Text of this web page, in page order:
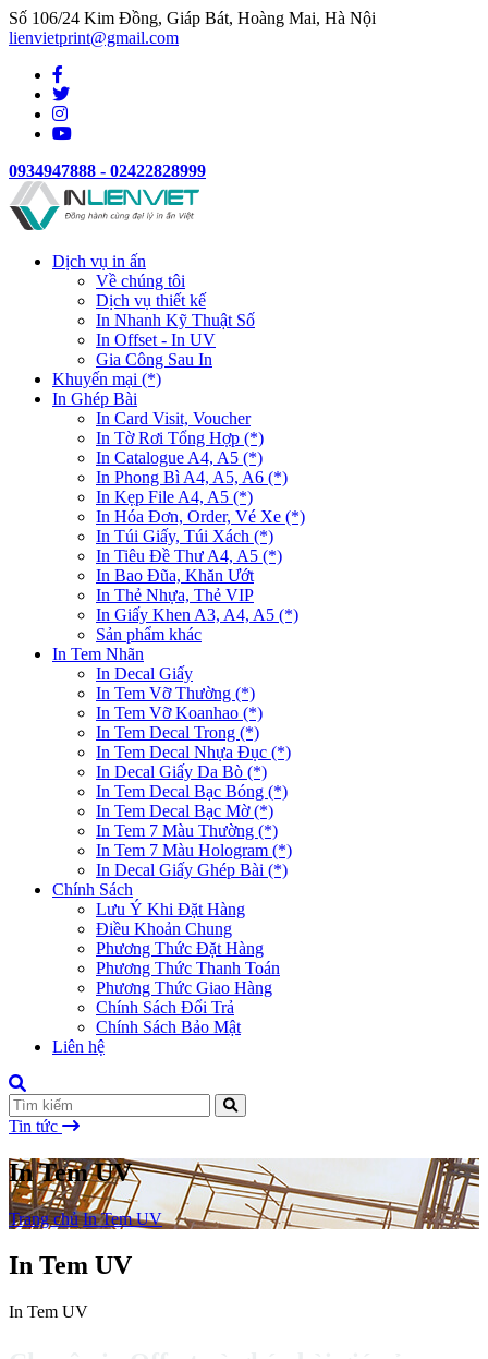
Số 106/24 Kim Đồng, Giáp Bát, Hoàng Mai, Hà Nội
lienvietprint@gmail.com
0934947888 - 02422828999
Dịch vụ in ấn
Về chúng tôi
Dịch vụ thiết kế
In Nhanh Kỹ Thuật Số
In Offset - In UV
Gia Công Sau In
Khuyến mại (*)
In Ghép Bài
In Card Visit, Voucher
In Tờ Rơi Tổng Hợp (*)
In Catalogue A4, A5 (*)
In Phong Bì A4, A5, A6 (*)
In Kẹp File A4, A5 (*)
In Hóa Đơn, Order, Vé Xe (*)
In Túi Giấy, Túi Xách (*)
In Tiêu Đề Thư A4, A5 (*)
In Bao Đũa, Khăn Ướt
In Thẻ Nhựa, Thẻ VIP
In Giấy Khen A3, A4, A5 (*)
Sản phẩm khác
In Tem Nhãn
In Decal Giấy
In Tem Vỡ Thường (*)
In Tem Vỡ Koanhao (*)
In Tem Decal Trong (*)
In Tem Decal Nhựa Đục (*)
In Decal Giấy Da Bò (*)
In Tem Decal Bạc Bóng (*)
In Tem Decal Bạc Mờ (*)
In Tem 7 Màu Thường (*)
In Tem 7 Màu Hologram (*)
In Decal Giấy Ghép Bài (*)
Chính Sách
Lưu Ý Khi Đặt Hàng
Điều Khoản Chung
Phương Thức Đặt Hàng
Phương Thức Thanh Toán
Phương Thức Giao Hàng
Chính Sách Đổi Trả
Chính Sách Bảo Mật
Liên hệ
Tin tức
In Tem UV
Trang chủ In Tem UV
In Tem UV
In Tem UV